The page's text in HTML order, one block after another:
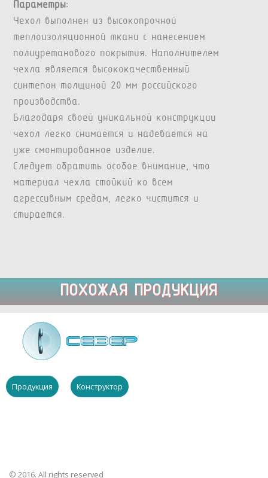
Параметры:
Чехол выполнен из высокопрочной
теплоизоляционной ткани с нанесением
полиуретанового покрытия. Наполнителем
чехла является высококачественный
синтепон толщиной 20 мм российского
производства.
Благодаря своей уникальной конструкции
чехол легко снимается и надевается на
уже смонтированное изделие.
Следует обратить особое внимание, что
материал чехла стойкий ко всем
агрессивным средам, легко чистится и
стирается.
ПОХОЖАЯ ПРОДУКЦИЯ
Продукция Конструктор
© 2016. All rights reserved